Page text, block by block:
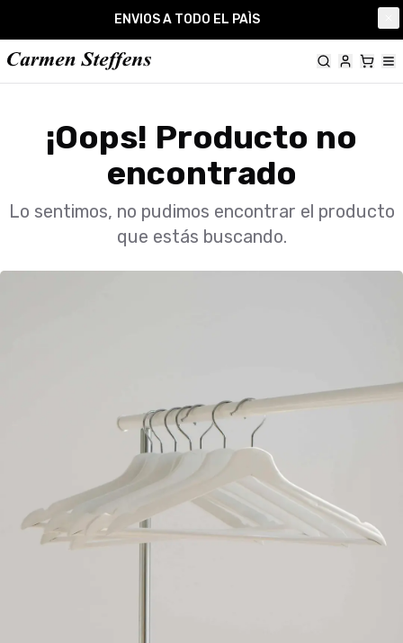
ENVIOS A TODO EL PAÌS
¡Oops! Producto no
encontrado
Lo sentimos, no pudimos encontrar el producto
que estás buscando.